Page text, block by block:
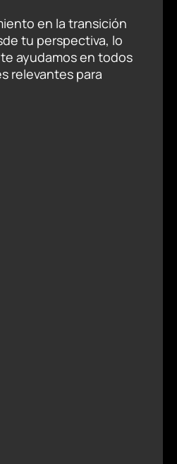
en la transición
tu perspectiva, lo
ayudamos en todos
relevantes para